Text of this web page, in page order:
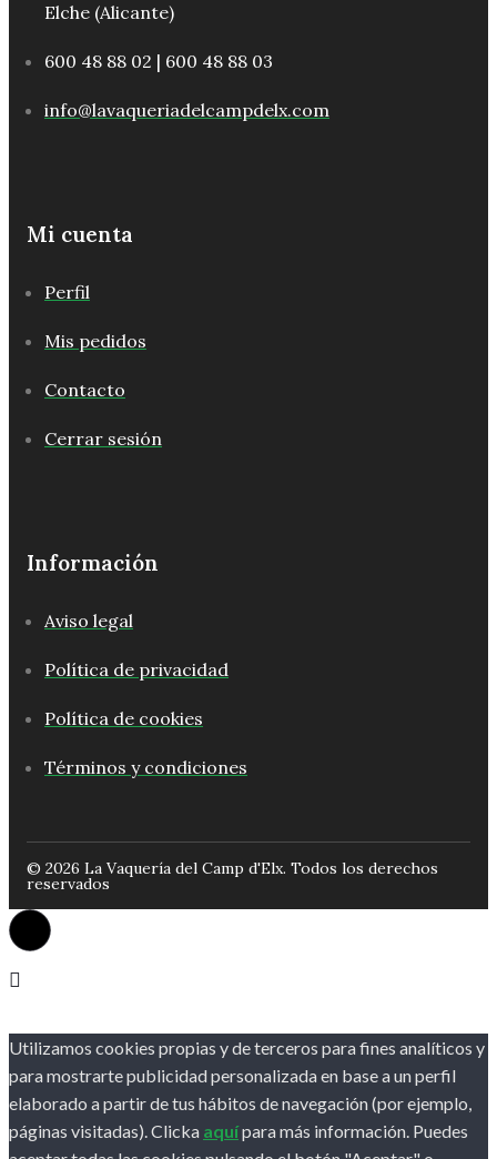
Elche (Alicante)
600 48 88 02 | 600 48 88 03
info@lavaqueriadelcampdelx.com
Mi cuenta
Perfil
Mis pedidos
Contacto
Cerrar sesión
Información
Aviso legal
Política de privacidad
Política de cookies
Términos y condiciones
© 2026 La Vaquería del Camp d'Elx. Todos los derechos
reservados
Utilizamos cookies propias y de terceros para fines analíticos y
para mostrarte publicidad personalizada en base a un perfil
elaborado a partir de tus hábitos de navegación (por ejemplo,
páginas visitadas). Clicka aquípara más información. Puedes